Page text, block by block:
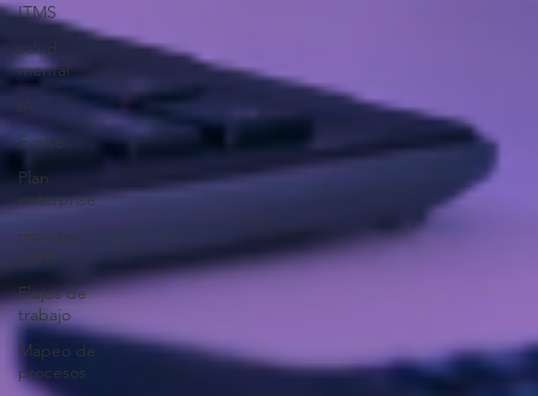
ITMS
salud
mental
IA
Evolve
Plan
enterprise
monday
CRM
Flujos de
trabajo
Mapeo de
procesos